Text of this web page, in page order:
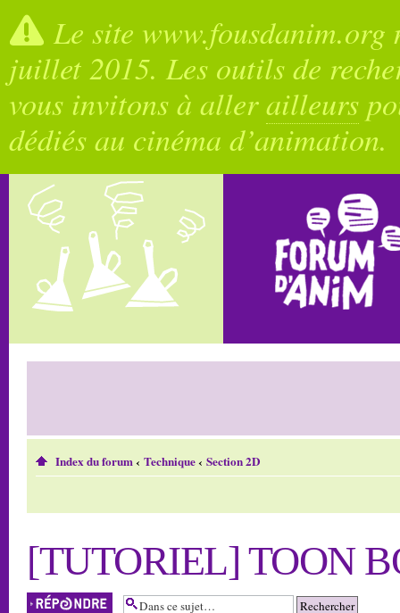
Le site
juillet 2015. Les outils de
vous invitons à allerailleurs
dédiés au cinéma d’animation.
Index du forum‹ Technique‹ Section 2D
[TUTORIEL] TOON
Répondre